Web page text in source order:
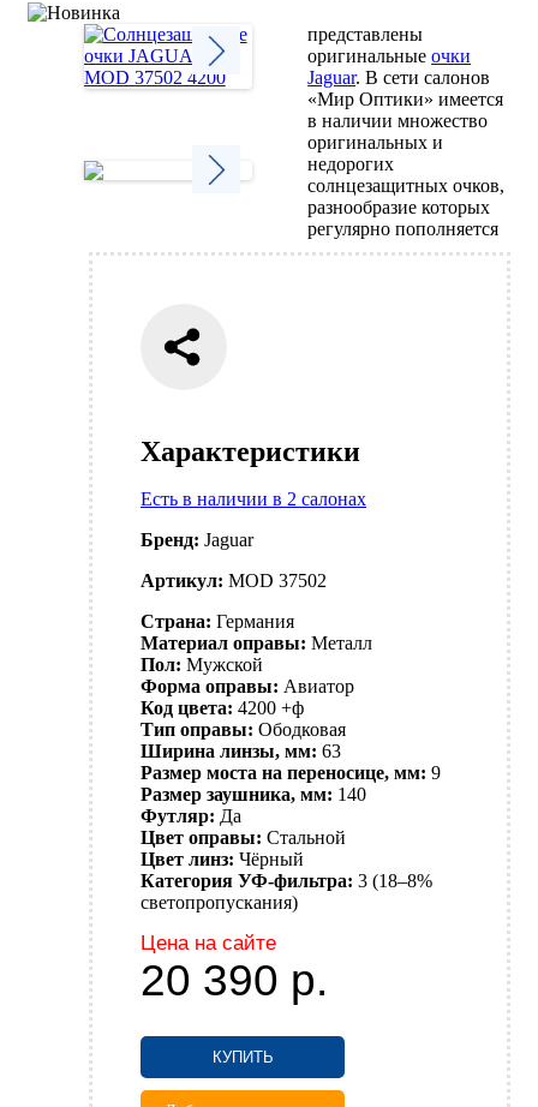
Характеристики
Есть в наличии в 2 салонах
Бренд: Jaguar
Артикул: MOD 37502
Страна: Германия
Материал оправы: Металл
Пол: Мужской
Форма оправы: Авиатор
Код цвета: 4200 +ф
Тип оправы: Ободковая
Ширина линзы, мм: 63
Размер моста на переносице, мм: 9
Размер заушника, мм: 140
Футляр: Да
Цвет оправы: Стальной
Цвет линз: Чёрный
Категория УФ-фильтра: 3 (18–8%
светопропускания)
Цена на сайте
20 390 р.
КУПИТЬ
представлены
оригинальныеочки
Jaguar. В сети салонов
«Мир Оптики» имеется
в наличии множество
оригинальных и
недорогих
солнцезащитных очков,
разнообразие которых
регулярно пополняется